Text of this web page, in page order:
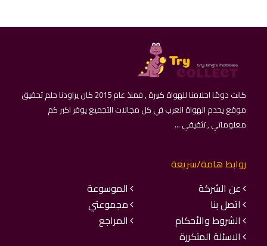
كانت دومًا احلامنا للهواة كبيرة , فمنذ عام 2015 كان يراودنا حلم تحقيق
موقع يخدم الهواة العرب في كل مجالات التجميع يوفر اكبر كم
معلوماتي , تثقيفي ...
روابط هامة/سريعة
عن الشركة
الموسوعة
اتصل بنا
مجموعتي
الشروط والأحكام
المراجع
الاسئلة المتكررة